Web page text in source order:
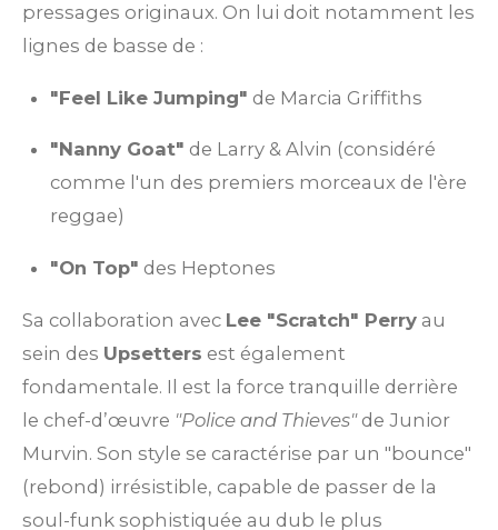
pressages originaux. On lui doit notamment les
lignes de basse de :
"Feel Like Jumping" de Marcia Griffiths
"Nanny Goat" de Larry & Alvin (considéré
comme l'un des premiers morceaux de l'ère
reggae)
"On Top" des Heptones
Sa collaboration avec Lee "Scratch" Perry au
sein des Upsetters est également
fondamentale. Il est la force tranquille derrière
le chef-d’œuvre "Police and Thieves"de Junior
Murvin. Son style se caractérise par un "bounce"
(rebond) irrésistible, capable de passer de la
soul-funk sophistiquée au dub le plus